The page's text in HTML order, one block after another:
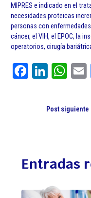
MIPRES e indicado en el
necesidades proteicas
personas con
cáncer, el VIH, el EPOC, la
operatorios, cirugía
Fa Li
ed
In
W
ts
A
Post siguiente
Entradas